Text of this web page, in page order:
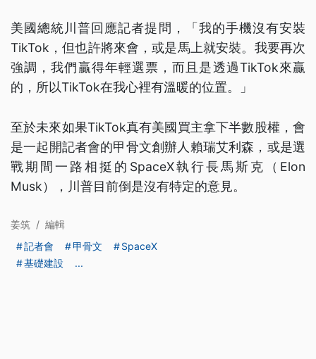
美國總統川普回應記者提問，「我的手機沒有安裝
TikTok，但也許將來會，或是馬上就安裝。我要再次
強調，我們贏得年輕選票，而且是透過TikTok來贏
的，所以TikTok在我心裡有溫暖的位置。」
至於未來如果TikTok真有美國買主拿下半數股權，會
是一起開記者會的甲骨文創辦人賴瑞艾利森，或是選
戰期間一路相挺的SpaceX執行長馬斯克（Elon
Musk），川普目前倒是沒有特定的意見。
姜筑 / 編輯
記者會
甲骨文
SpaceX
基礎建設
...